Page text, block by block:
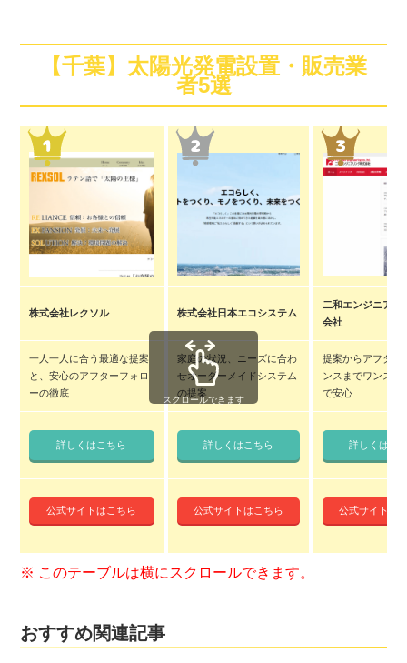
【千葉】太陽光発電設置・販売業
者5選
株式会社レクソル 株式会社日本エコシステム
二和エンジニアリ
会社
一人一人に合う最適な提案
と、安心のアフターフォロ
ーの徹底
家庭の状況、ニーズに合わ
せオーダーメイドシステム
の提案
提案からアフター
ンスまでワンスト
で安心
詳しくはこちら 詳しくはこちら 詳しくはこ
公式サイトはこちら 公式サイトはこちら 公式サイトは
スクロールできます
おすすめ関連記事